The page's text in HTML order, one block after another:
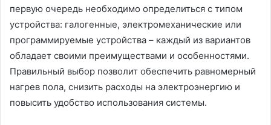
первую очередь необходимо определиться с типом
устройства: галогенные, электромеханические или
программируемые устройства – каждый из вариантов
обладает своими преимуществами и особенностями.
Правильный выбор позволит обеспечить равномерный
нагрев пола, снизить расходы на электроэнергию и
повысить удобство использования системы.